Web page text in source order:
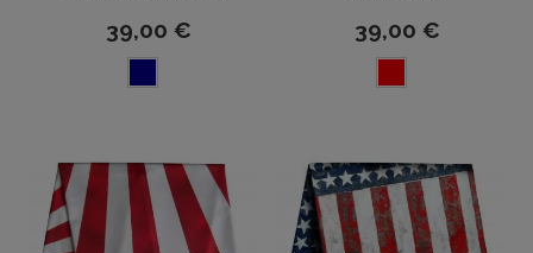
39,00 € 39,00 €